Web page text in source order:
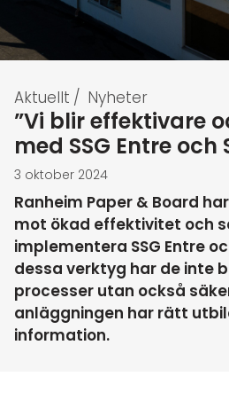
Aktuellt / Nyheter
”Vi blir effektivare
med SSG Entre och
3 oktober 2024
Ranheim Paper & Board
mot ökad effektivitet och
implementera SSG Entre
dessa verktyg har de inte
processer utan också
anläggningen har rätt
information.